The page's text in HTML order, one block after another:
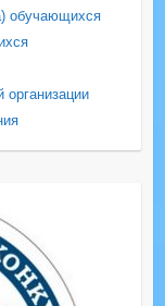
обучающихся
организации